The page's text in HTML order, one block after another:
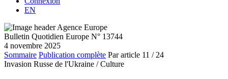
EN
Bulletin Quotidien Europe N° 13744
4 novembre 2025
Sommaire Publication complète Par article 11 / 24
Invasion Russe de l'Ukraine / Culture